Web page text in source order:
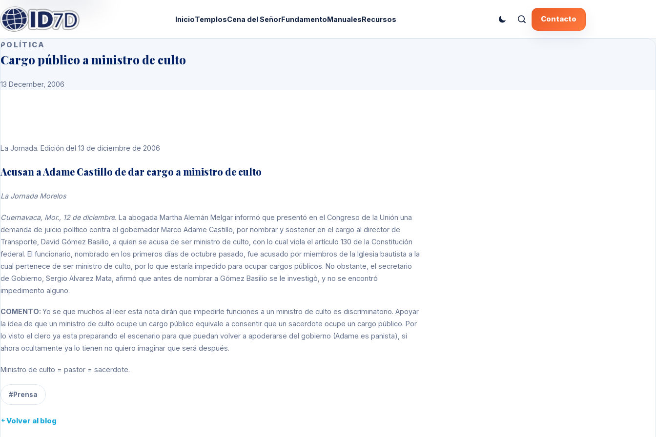
InicioTemplosCena del SeñorFundamentoManualesRecursos Contacto
POLÍTICA
Cargo público a ministro de culto
13 December, 2006
La Jornada. Edición del 13 de diciembre de 2006
Acusan a Adame Castillo de dar cargo a ministro de culto
La Jornada Morelos
Cuernavaca, Mor., 12 de diciembre. La abogada Martha Alemán Melgar informó que presentó en el Congreso de la Unión una
demanda de juicio político contra el gobernador Marco Adame Castillo, por nombrar y sostener en el cargo al director de
Transporte, David Gómez Basilio, a quien se acusa de ser ministro de culto, con lo cual viola el artículo 130 de la Constitución
federal. El funcionario, nombrado en los primeros días de octubre pasado, fue acusado por miembros de la Iglesia bautista ­a la
cual pertenece­ de ser ministro de culto, por lo que estaría impedido para ocupar cargos públicos. No obstante, el secretario
de Gobierno, Sergio Alvarez Mata, afirmó que antes de nombrar a Gómez Basilio se le investigó, y no se encontró
impedimento alguno.
COMENTO: Yo se que muchos al leer esta nota dirán que impedirle funciones a un ministro de culto es discriminatorio. Apoyar
la idea de que un ministro de culto ocupe un cargo público equivale a consentir que un sacerdote ocupe un cargo público. Por
lo visto el clero ya esta preparando el escenario para que puedan volver a apoderarse del gobierno (Adame es panista), si
ahora ocultamente ya lo tienen no quiero imaginar que será después.
Ministro de culto = pastor = sacerdote.
#Prensa
Volver al blog